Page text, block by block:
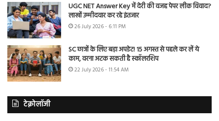
UGC NET Answer Key में देरी की वजह पेपर लीक विवाद?
लाखों उम्मीदवार कर रहे इंतजार
26 July 2026 - 6:11 PM
SC छात्रों के लिए बड़ा अपडेट! 15 अगस्त से पहले कर लें ये
काम, वरना अटक सकती है स्कॉलरशिप
22 July 2026 - 11:54 AM
टेक्नोलॉजी